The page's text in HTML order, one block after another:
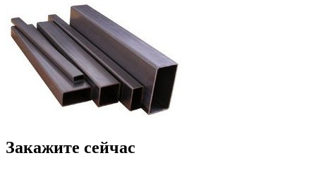
Закажите сейчас